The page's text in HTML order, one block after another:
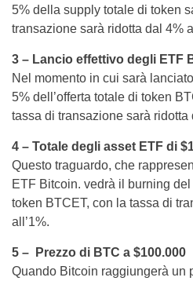
5% della supply totale di token
transazione sarà ridotta dal 4%
3 – Lancio effettivo degli ETF
Nel momento in cui sarà
5% dell’offerta totale di token
tassa di transazione sarà ridotta
4 – Totale degli asset ETF di
Questo traguardo, che
ETF Bitcoin. vedrà il burning
token BTCET, con la tassa di
all’1%.
5 – Prezzo di BTC a $100.000
Quando Bitcoin raggiungerà un